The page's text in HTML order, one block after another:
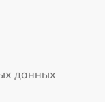
данных